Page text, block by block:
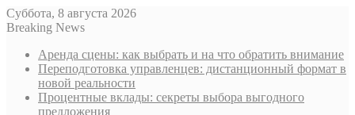
Суббота, 8 августа 2026
Breaking News
Аренда сцены: как выбрать и на что обратить внимание
Переподготовка управленцев: дистанционный формат в
новой реальности
Процентные вклады: секреты выбора выгодного
предложения